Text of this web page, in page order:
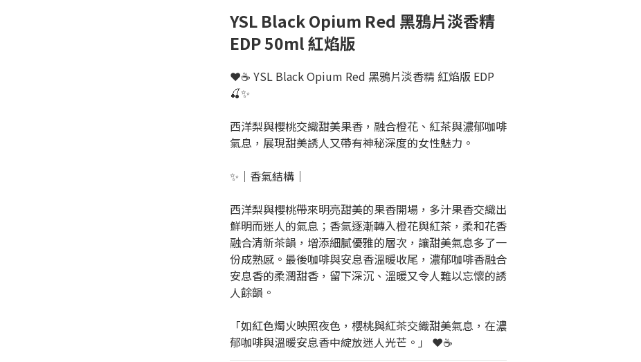
YSL Black Opium Red 黑鴉片淡香精
EDP 50ml 紅焰版
❤️☕ YSL Black Opium Red 黑鴉片淡香精 紅焰版 EDP
🍒✨
西洋梨與櫻桃交織甜美果香，融合橙花、紅茶與濃郁咖啡
氣息，展現甜美誘人又帶有神秘深度的女性魅力。
✨｜香氣結構｜
西洋梨與櫻桃帶來明亮甜美的果香開場，多汁果香交織出
鮮明而迷人的氣息；香氣逐漸轉入橙花與紅茶，柔和花香
融合清新茶韻，增添細膩優雅的層次，讓甜美氣息多了一
份成熟感。最後咖啡與安息香溫暖收尾，濃郁咖啡香融合
安息香的柔潤甜香，留下深沉、溫暖又令人難以忘懷的誘
人餘韻。
「如紅色燭火映照夜色，櫻桃與紅茶交織甜美氣息，在濃
郁咖啡與溫暖安息香中綻放迷人光芒。」 ❤️☕